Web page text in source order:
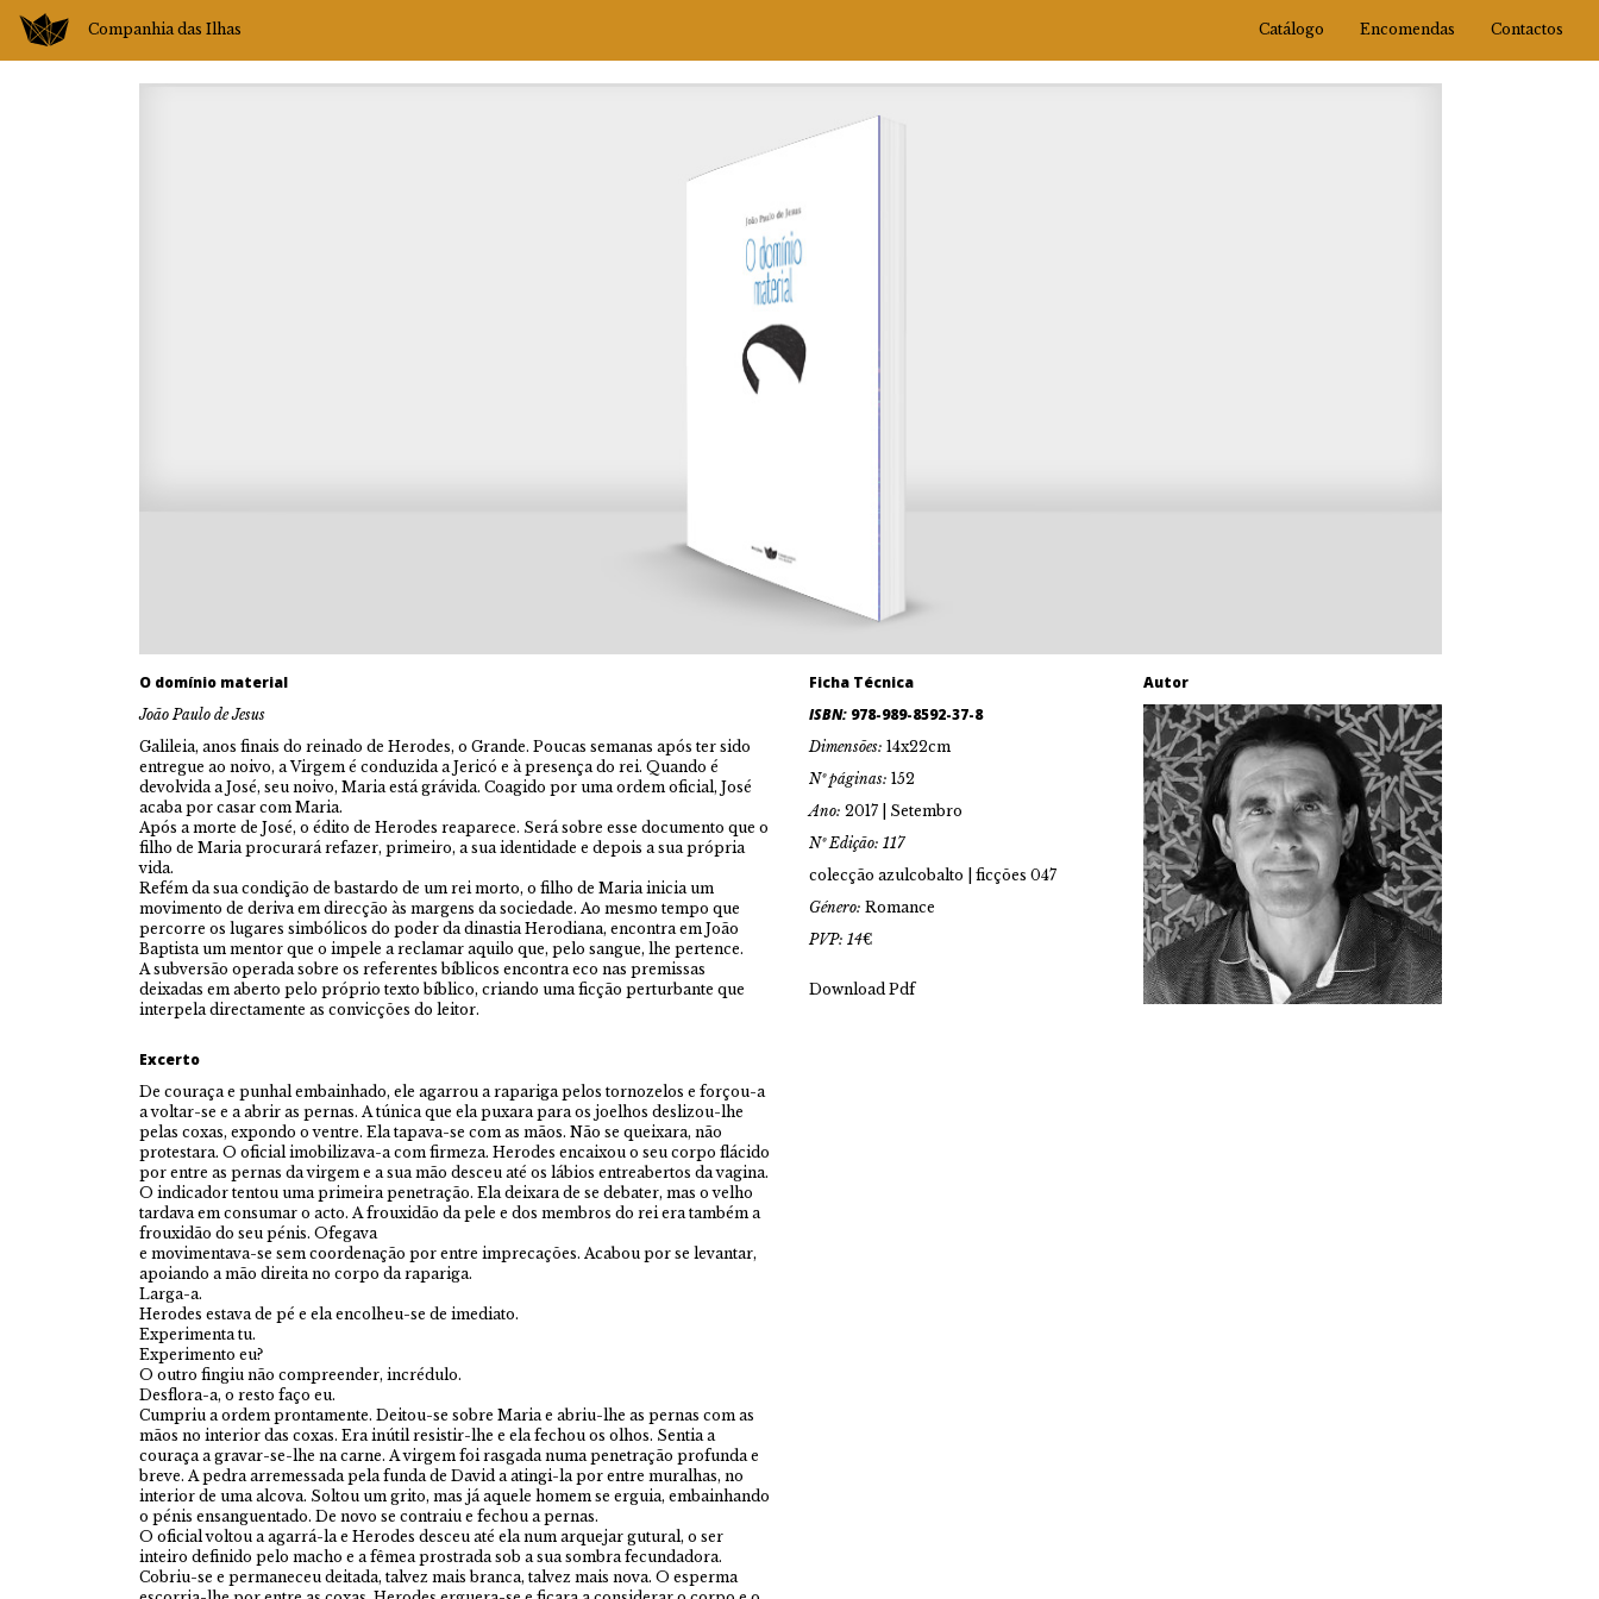
Companhia das Ilhas Catálogo Encomendas Contactos
O domínio material
João Paulo de Jesus
Galileia, anos finais do reinado de Herodes, o Grande. Poucas semanas após ter sido
entregue ao noivo, a Virgem é conduzida a Jericó e à presença do rei. Quando é
devolvida a José, seu noivo, Maria está grávida. Coagido por uma ordem oficial, José
acaba por casar com Maria.
Após a morte de José, o édito de Herodes reaparece. Será sobre esse documento que o
filho de Maria procurará refazer, primeiro, a sua identidade e depois a sua própria
vida.
Refém da sua condição de bastardo de um rei morto, o filho de Maria inicia um
movimento de deriva em direcção às margens da sociedade. Ao mesmo tempo que
percorre os lugares simbólicos do poder da dinastia Herodiana, encontra em João
Baptista um mentor que o impele a reclamar aquilo que, pelo sangue, lhe pertence.
A subversão operada sobre os referentes bíblicos encontra eco nas premissas
deixadas em aberto pelo próprio texto bíblico, criando uma ficção perturbante que
interpela directamente as convicções do leitor.
Excerto
De couraça e punhal embainhado, ele agarrou a rapariga pelos tornozelos e forçou-a
a voltar-se e a abrir as pernas. A túnica que ela puxara para os joelhos deslizou-lhe
pelas coxas, expondo o ventre. Ela tapava-se com as mãos. Não se queixara, não
protestara. O oficial imobilizava-a com firmeza. Herodes encaixou o seu corpo flácido
por entre as pernas da virgem e a sua mão desceu até os lábios entreabertos da vagina.
O indicador tentou uma primeira penetração. Ela deixara de se debater, mas o velho
tardava em consumar o acto. A frouxidão da pele e dos membros do rei era também a
frouxidão do seu pénis. Ofegava
e movimentava-se sem coordenação por entre imprecações. Acabou por se levantar,
apoiando a mão direita no corpo da rapariga.
Larga-a.
Herodes estava de pé e ela encolheu-se de imediato.
Experimenta tu.
Experimento eu?
O outro fingiu não compreender, incrédulo.
Desflora-a, o resto faço eu.
Cumpriu a ordem prontamente. Deitou-se sobre Maria e abriu-lhe as pernas com as
mãos no interior das coxas. Era inútil resistir-lhe e ela fechou os olhos. Sentia a
couraça a gravar-se-lhe na carne. A virgem foi rasgada numa penetração profunda e
breve. A pedra arremessada pela funda de David a atingi-la por entre muralhas, no
interior de uma alcova. Soltou um grito, mas já aquele homem se erguia, embainhando
o pénis ensanguentado. De novo se contraiu e fechou a pernas.
O oficial voltou a agarrá-la e Herodes desceu até ela num arquejar gutural, o ser
inteiro definido pelo macho e a fêmea prostrada sob a sua sombra fecundadora.
Cobriu-se e permaneceu deitada, talvez mais branca, talvez mais nova. O esperma
Ficha Técnica
ISBN:978-989-8592-37-8
Dimensões: 14x22cm
Nº páginas: 152
Ano: 2017 | Setembro
Nº Edição: 117
colecção azulcobalto | ficções 047
Género: Romance
PVP: 14€
Download Pdf
Autor